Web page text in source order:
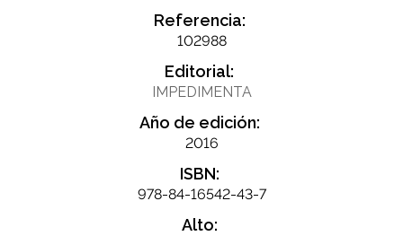
Referencia:
102988
Editorial:
IMPEDIMENTA
Año de edición:
2016
ISBN:
978-84-16542-43-7
Alto: